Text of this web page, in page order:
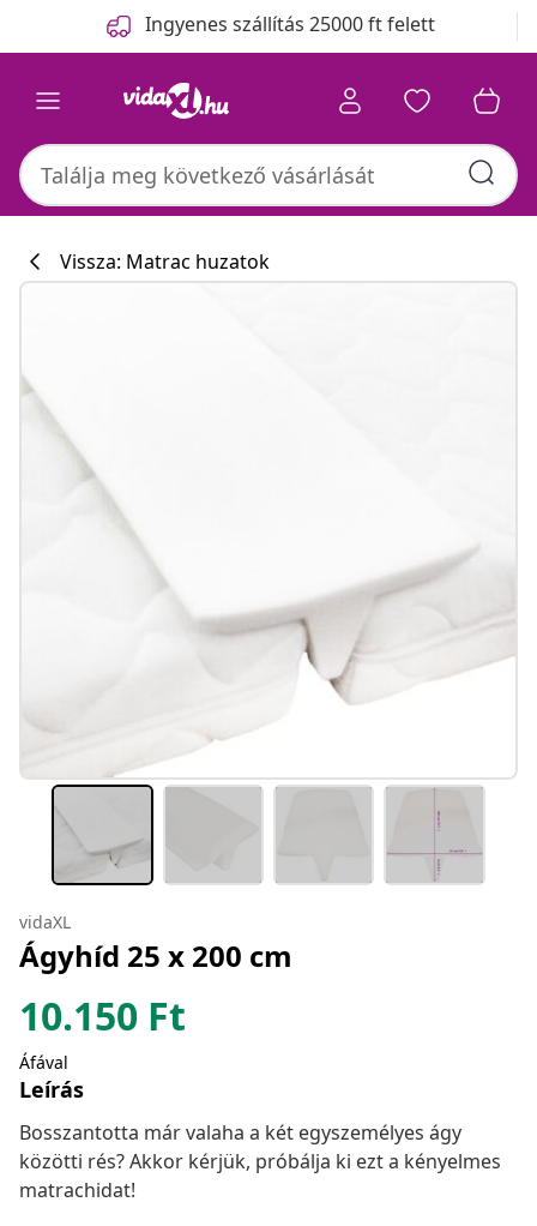
Ingyenes szállítás 25000 ft felett
Vissza: Matrac huzatok
vidaXL
Ágyhíd 25 x 200 cm
10.150 Ft
Áfával
Leírás
Bosszantotta már valaha a két egyszemélyes ágy
közötti rés? Akkor kérjük, próbálja ki ezt a kényelmes
matrachidat!